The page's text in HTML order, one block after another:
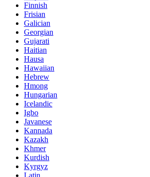
Finnish
Frisian
Galician
Georgian
Gujarati
Haitian
Hausa
Hawaiian
Hebrew
Hmong
Hungarian
Icelandic
Igbo
Javanese
Kannada
Kazakh
Khmer
Kurdish
Kyrgyz
Latin